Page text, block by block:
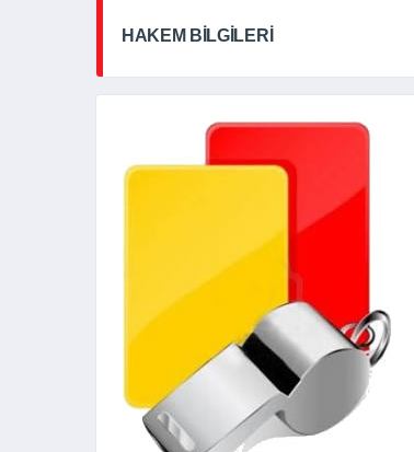
HAKEM BILGILERI